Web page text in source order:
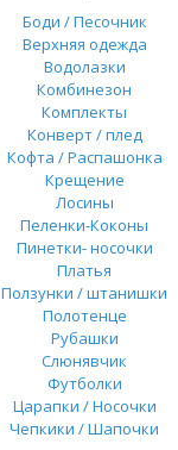
Боди / Песочник
Верхняя одежда
Водолазки
Комбинезон
Комплекты
Конверт / плед
Кофта / Распашонка
Крещение
Лосины
Пеленки-Коконы
Пинетки- носочки
Платья
Ползунки / штанишки
Полотенце
Рубашки
Слюнявчик
Футболки
Царапки / Носочки
Чепкики / Шапочки